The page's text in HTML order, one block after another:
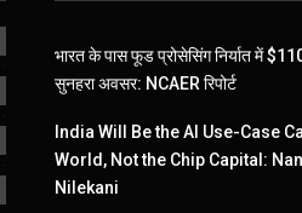
भारत के पास फूड प्रोसेसिंग निर्यात में
सुनहरा अवसर: NCAER रिपोर्ट
India Will Be the AI Use-Case
World, Not the Chip Capital:
Nilekani